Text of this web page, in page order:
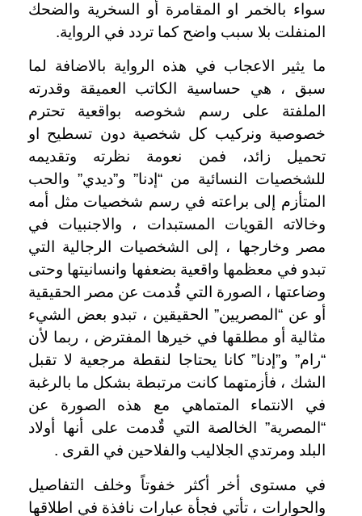
سواء بالخمر او المقامرة أو السخرية والضحك
المنفلت بلا سبب واضح كما تردد في الرواية.
ما يثير الاعجاب في هذه الرواية بالاضافة لما
سبق ، هي حساسية الكاتب العميقة وقدرته
الملفتة على رسم شخوصه بواقعية تحترم
خصوصية ونركيب كل شخصية دون تسطيح او
تحميل زائد، فمن نعومة نظرته وتقديمه
للشخصيات النسائية من “إدنا” و”ديدي” والحب
المتأزم إلى براعته في رسم شخصيات مثل أمه
وخالاته القويات المستبدات ، والاجنبيات في
مصر وخارجها ، إلى الشخصيات الرجالية التي
تبدو في معظمها واقعية بضعفها وانسانيتها وحتى
وضاعتها ، الصورة التي قُدمت عن مصر الحقيقية
أو عن “المصريين” الحقيقين ، تبدو بعض الشيء
مثالية أو مطلقها في خيرها المفترض ، ربما لأن
“رام” و”إدنا” كانا يحتاجا لنقطة مرجعية لا تقبل
الشك ، فأزمتهما كانت مرتبطة بشكل ما بالرغبة
في الانتماء المتماهي مع هذه الصورة عن
“المصرية” الخالصة التي قٌدمت على أنها أولاد
البلد ومرتدي الجلاليب والفلاحين في القرى .
في مستوى أخر أكثر خفوتاً وخلف التفاصيل
والحوارات ، تأتي فجأة عبارات نافذة في اطلاقها